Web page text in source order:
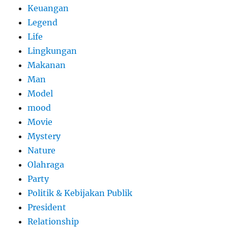
Keuangan
Legend
Life
Lingkungan
Makanan
Man
Model
mood
Movie
Mystery
Nature
Olahraga
Party
Politik & Kebijakan Publik
President
Relationship